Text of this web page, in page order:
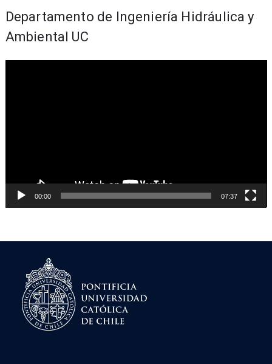
Departamento de Ingeniería Hidráulica y
Ambiental UC
00:00 07:37